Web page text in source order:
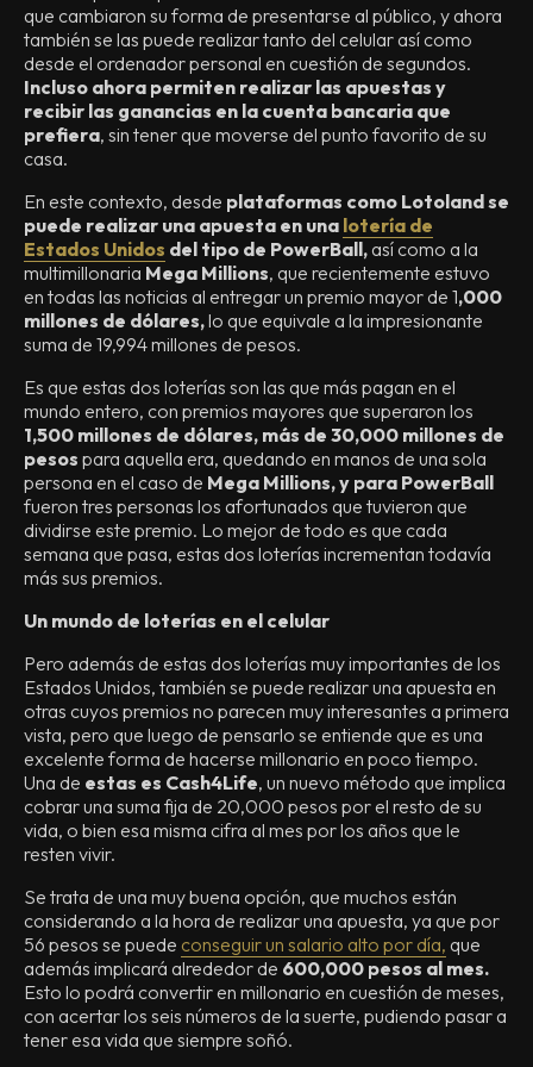
que cambiaron su forma de presentarse al público, y ahora
también se las puede realizar tanto del celular así como
desde el ordenador personal en cuestión de segundos.
Incluso ahora permiten realizar las apuestas y
recibir las ganancias en la cuenta bancaria que
prefiera, sin tener que moverse del punto favorito de su
casa.
En este contexto, desde plataformas como Lotoland se
puede realizar una apuesta en una lotería de
Estados Unidos del tipo de PowerBall, así como a la
multimillonaria Mega Millions, que recientemente estuvo
en todas las noticias al entregar un premio mayor de 1,000
millones de dólares,lo que equivale a la impresionante
suma de 19,994 millones de pesos.
Es que estas dos loterías son las que más pagan en el
mundo entero, con premios mayores que superaron los
1,500 millones de dólares, más de 30,000 millones de
pesos para aquella era, quedando en manos de una sola
persona en el caso de Mega Millions, y para PowerBall
fueron tres personas los afortunados que tuvieron que
dividirse este premio. Lo mejor de todo es que cada
semana que pasa, estas dos loterías incrementan todavía
más sus premios.
Un mundo de loterías en el celular
Pero además de estas dos loterías muy importantes de los
Estados Unidos, también se puede realizar una apuesta en
otras cuyos premios no parecen muy interesantes a primera
vista, pero que luego de pensarlo se entiende que es una
excelente forma de hacerse millonario en poco tiempo.
Una de estas es Cash4Life, un nuevo método que implica
cobrar una suma fija de 20,000 pesos por el resto de su
vida, o bien esa misma cifra al mes por los años que le
resten vivir.
Se trata de una muy buena opción, que muchos están
considerando a la hora de realizar una apuesta, ya que por
56 pesos se puede conseguir un salario alto por día, que
además implicará alrededor de 600,000 pesos al mes.
Esto lo podrá convertir en millonario en cuestión de meses,
con acertar los seis números de la suerte, pudiendo pasar a
tener esa vida que siempre soñó.